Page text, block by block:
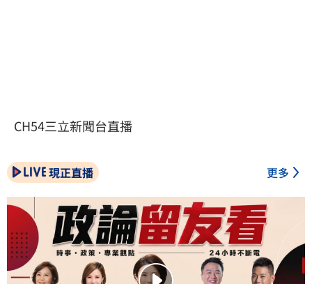
CH54三立新聞台直播
現正直播 更多